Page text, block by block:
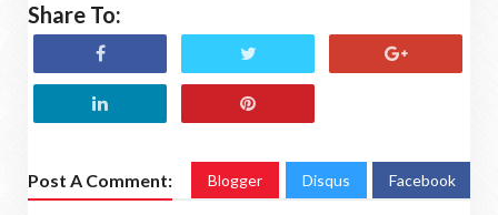
Share To:
Post A Comment: Blogger Disqus Facebook